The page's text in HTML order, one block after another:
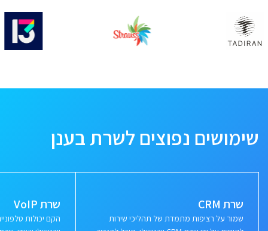
שימושים נפוצים לשרת בענן
שרת CRM
שמור על רציפות מתמדת של תהליכי שירות
שרת VoIP
הקם יכולות